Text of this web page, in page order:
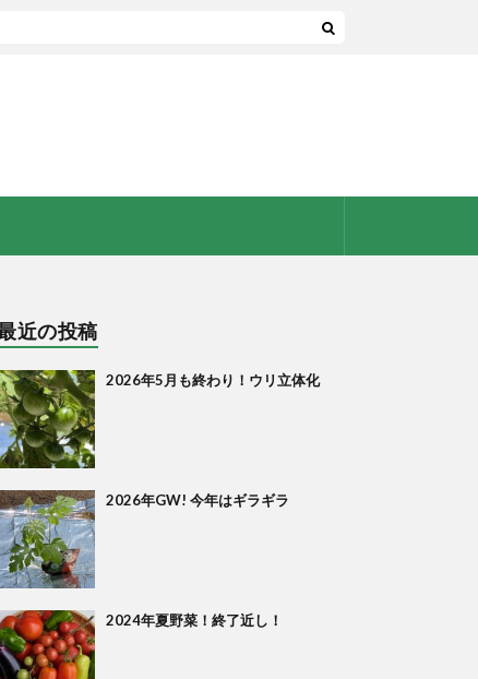
近の投稿
2026年5月も終わり！ウリ立体化
2026年GW! 今年はギラギラ
2024年夏野菜！終了近し！